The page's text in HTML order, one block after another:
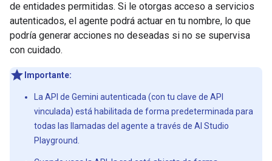
de entidades permitidas. Si le otorgas acceso a servicios
autenticados, el agente podrá actuar en tu nombre, lo que
podría generar acciones no deseadas si no se supervisa
con cuidado.
Importante:
La API de Gemini autenticada (con tu clave de API
vinculada) está habilitada de forma predeterminada para
todas las llamadas del agente a través de AI Studio
Playground.